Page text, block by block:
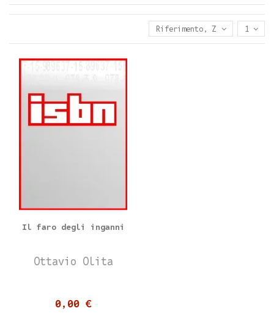
Riferimento, Z - A 1
Il faro degli inganni
Ottavio Olita
0,00 €